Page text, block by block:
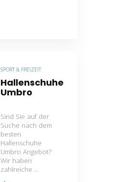
SPORT & FREIZEIT
Hallenschuhe
Umbro
Sind Sie auf der
Suche nach dem
besten
Hallenschuhe
Umbro Angebot?
Wir haben
zahlreiche ...